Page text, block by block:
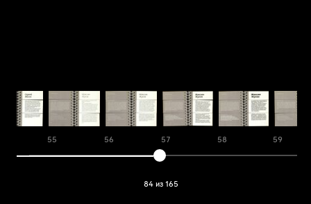
55 56 57 58 59
84 из 165